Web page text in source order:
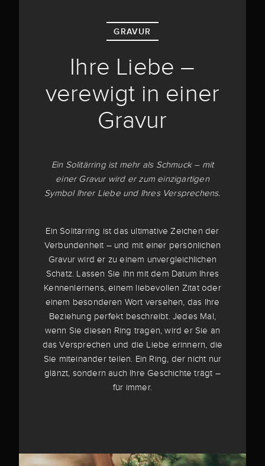
GRAVUR
Ihre Liebe –
verewigt in einer
Gravur
Ein Solitärring ist mehr als Schmuck – mit
einer Gravur wird er zum einzigartigen
Symbol Ihrer Liebe und Ihres Versprechens.
Ein Solitärring ist das ultimative Zeichen der
Verbundenheit – und mit einer persönlichen
Gravur wird er zu einem unvergleichlichen
Schatz. Lassen Sie ihn mit dem Datum Ihres
Kennenlernens, einem liebevollen Zitat oder
einem besonderen Wort versehen, das Ihre
Beziehung perfekt beschreibt. Jedes Mal,
wenn Sie diesen Ring tragen, wird er Sie an
das Versprechen und die Liebe erinnern, die
Sie miteinander teilen. Ein Ring, der nicht nur
glänzt, sondern auch Ihre Geschichte trägt –
für immer.